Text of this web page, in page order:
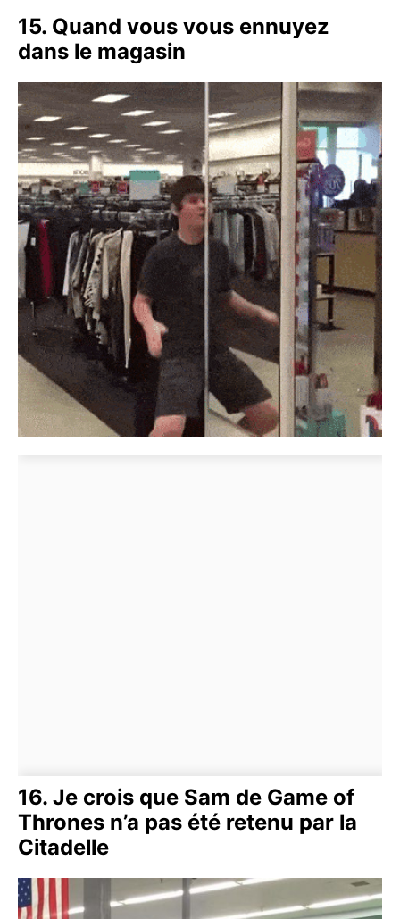
15. Quand vous vous ennuyez
dans le magasin
16. Je crois que Sam de Game of
Thrones n’a pas été retenu par la
Citadelle